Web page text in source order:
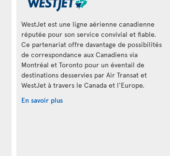
WestJet est une ligne aérienne canadienne
réputée pour son service convivial et fiable.
Ce partenariat offre davantage de possibilités
de correspondance aux Canadiens via
Montréal et Toronto pour un éventail de
destinations desservies par Air Transat et
WestJet à travers le Canada et l'Europe.
En savoir plus